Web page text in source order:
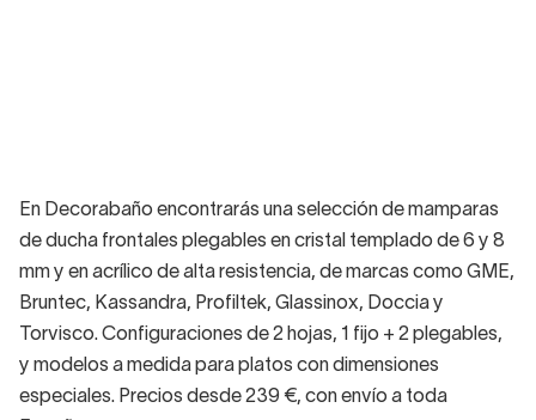
En Decorabaño encontrarás una selección de mamparas
de ducha frontales plegables en cristal templado de 6 y 8
mm y en acrílico de alta resistencia, de marcas como GME,
Bruntec, Kassandra, Profiltek, Glassinox, Doccia y
Torvisco. Configuraciones de 2 hojas, 1 fijo + 2 plegables,
y modelos a medida para platos con dimensiones
especiales. Precios desde 239 €, con envío a toda